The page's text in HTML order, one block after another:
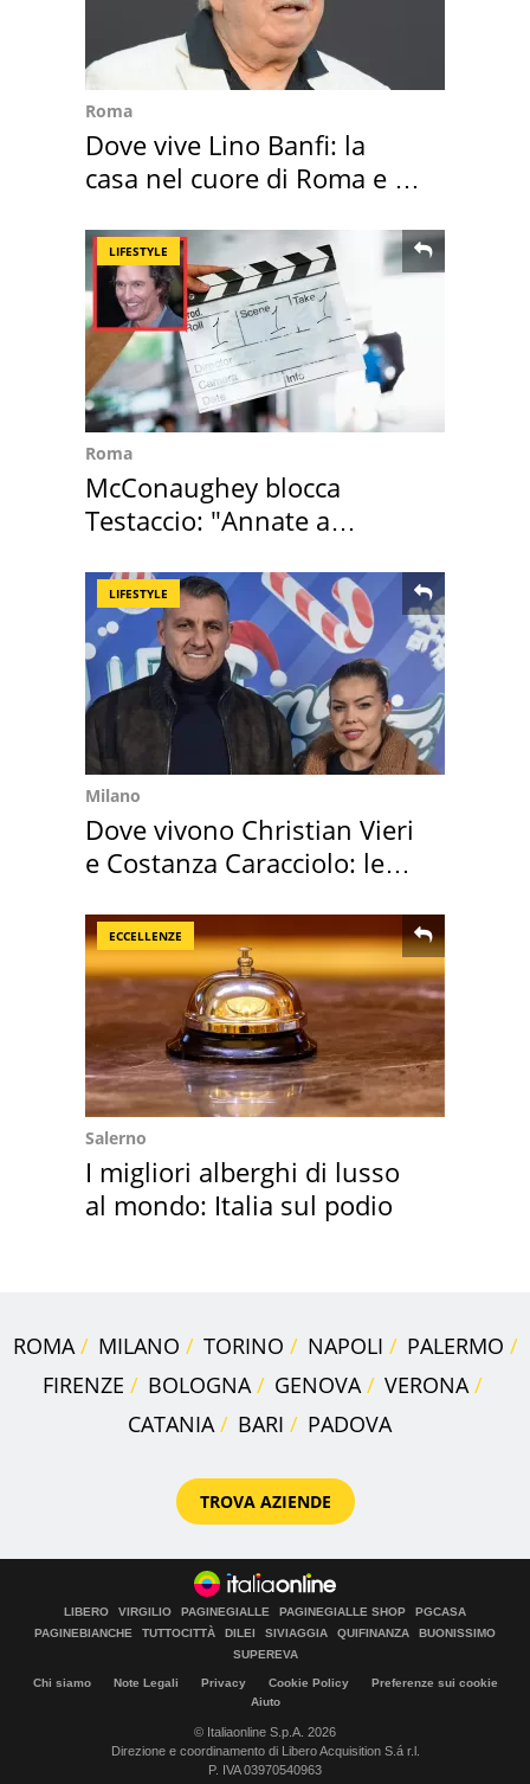
Roma
Dove vive Lino Banfi: la
casa nel cuore di Roma e i
LIFESTYLE
Roma
McConaughey blocca
Testaccio: "Annate a
LIFESTYLE
Milano
Dove vivono Christian Vieri
e Costanza Caracciolo: le
ECCELLENZE
Salerno
I migliori alberghi di lusso
al mondo: Italia sul podio
ROMA MILANO TORINO NAPOLI
PALERMO
FIRENZE
BOLOGNA GENOVA
VERONA
CATANIA
BARI PADOVA
TROVA AZIENDE
LIBERO VIRGILIO PAGINEGIALLE PAGINEGIALLE SHOP
PGCASA
PAGINEBIANCHE
TUTTOCITTÀ DILEI SIVIAGGIA QUIFINANZA
BUONISSIMO
SUPEREVA
Chi siamo Note Legali Privacy Cookie Policy
Preferenze sui cookie
Aiuto
© Italiaonline S.p.A. 2026
Direzione e coordinamento di Libero Acquisition S.á r.l.
P. IVA 03970540963